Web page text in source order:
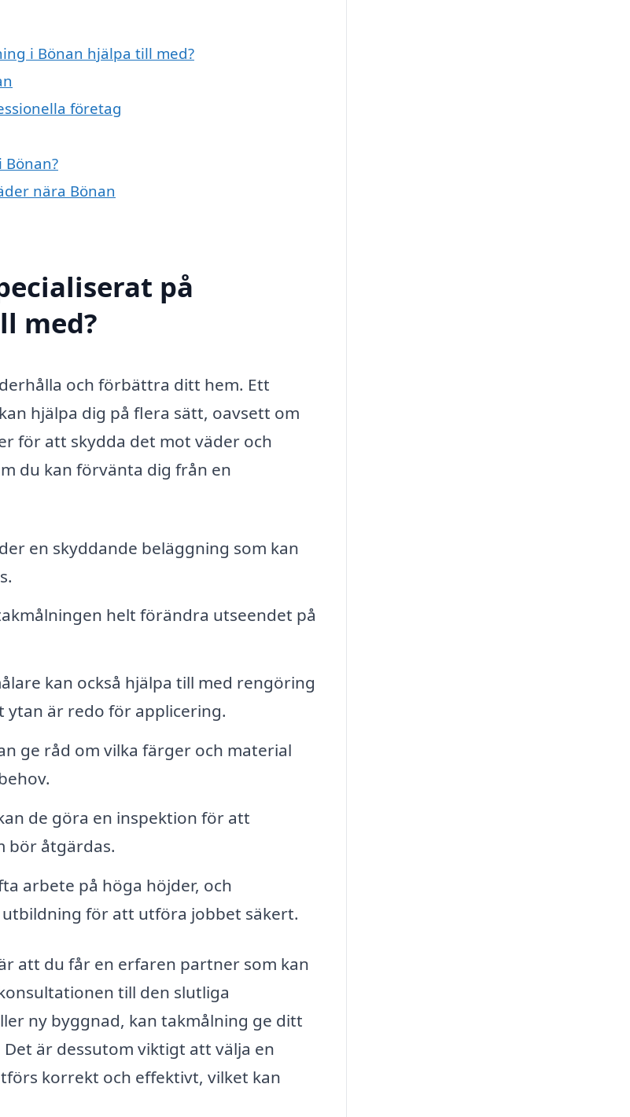
i Bönan hjälpa till med?
företag
nära Bönan
på
med?
och förbättra ditt hem. Ett
hjälpa dig på flera sätt, oavsett om
för att skydda det mot väder och
du kan förvänta dig från en
en skyddande beläggning som kan
helt förändra utseendet på
kan också hjälpa till med rengöring
ytan är redo för applicering.
ge råd om vilka färger och material
de göra en inspektion för att
bör åtgärdas.
arbete på höga höjder, och
för att utföra jobbet säkert.
att du får en erfaren partner som kan
till den slutliga
ny byggnad, kan takmålning ge ditt
är dessutom viktigt att välja en
korrekt och effektivt, vilket kan